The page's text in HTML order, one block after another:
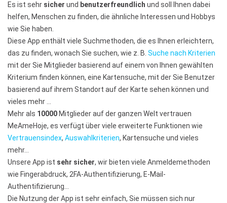
Es ist sehr sicher und benutzerfreundlich und soll Ihnen dabei
helfen, Menschen zu finden, die ähnliche Interessen und Hobbys
wie Sie haben.
Diese App enthält viele Suchmethoden, die es Ihnen erleichtern,
das zu finden, wonach Sie suchen, wie z. B. Suche nach Kriterien
mit der Sie Mitglieder basierend auf einem von Ihnen gewählten
Kriterium finden können, eine Kartensuche, mit der Sie Benutzer
basierend auf ihrem Standort auf der Karte sehen können und
vieles mehr …
Mehr als 10000 Mitglieder auf der ganzen Welt vertrauen
MeAmeHoje, es verfügt über viele erweiterte Funktionen wie
Vertrauensindex, Auswahlkriterien, Kartensuche und vieles
mehr…
Unsere App ist sehr sicher, wir bieten viele Anmeldemethoden
wie Fingerabdruck, 2FA-Authentifizierung, E-Mail-
Authentifizierung…
Die Nutzung der App ist sehr einfach, Sie müssen sich nur